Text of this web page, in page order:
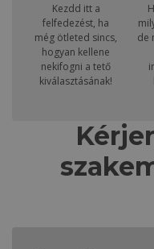
Kezdd itt a
felfedezést, ha
még ötleted sincs,
hogyan kellene
nekifogni a tető
kiválasztásának!
de